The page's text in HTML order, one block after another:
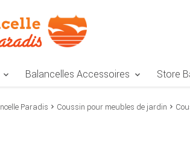
Balancelles Accessoires Store
Paradis Coussin pour meubles de jardin